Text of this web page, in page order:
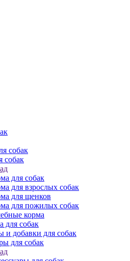
собак
собак
для собак
для взрослых собак
для щенков
для пожилых собак
корма
для собак
и добавки для собак
для собак